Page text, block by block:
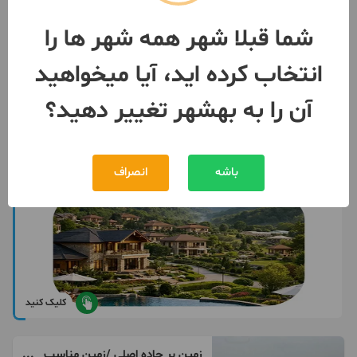
مبلغ
بیش از 12 ماه پیش 093631***26
کلیک کنید
شما قبلا شهر همه شهر ها را
انتخاب کرده اید، آیا میخواهید
آن را به بهشهر تغییر دهید؟
باشه انصراف